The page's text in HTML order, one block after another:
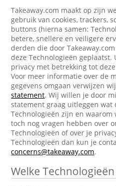
Takeaway.com maakt op zijn
gebruik van cookies, trackers,
buttons (hierna samen:
betere, snellere en veiligere
derden die door
deze Technologieën
privacy met betrekking tot
Voor meer informatie over de
gegevens omgaan verwijzen
statement. Wij willen je door
statement graag uitleggen wat
Technologieën zijn en
toch nog vragen hebben over
Technologieën of over je
Technologieën dan kun je
concerns@takeaway.com.
Welke